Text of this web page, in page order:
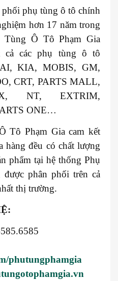
phụ tùng ô tô chính
hơn 17 năm trong
Tùng Ô Tô Phạm Gia
cả các phụ tùng ô tô
KIA, MOBIS, GM,
CRT, PARTS MALL,
NT, EXTRIM,
ONE…
Tô Phạm Gia cam kết
hàng đều có chất lượng
phẩm tại hệ thống Phụ
phân phối trên cả
thị trường.
phutungphamgia